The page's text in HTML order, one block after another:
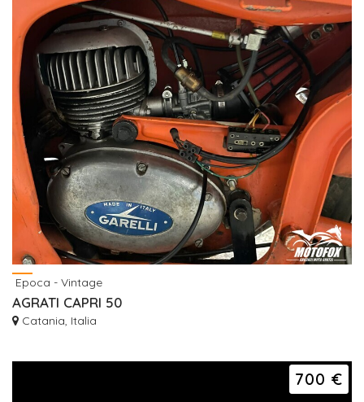
Epoca - Vintage
AGRATI CAPRI 50
Catania, Italia
700 €